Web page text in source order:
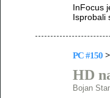
InFocus
Isprobali
PC #150 >
HD
Bojan